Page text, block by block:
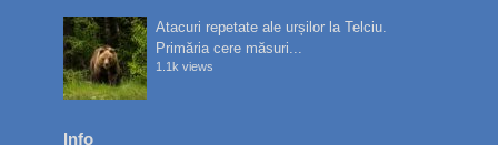
Atacuri repetate ale urșilor la Telciu.
Primăria cere măsuri...
1.1k views
Info